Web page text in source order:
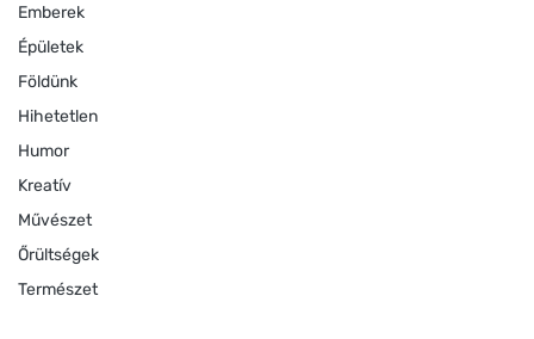
Emberek
Épületek
Földünk
Hihetetlen
Humor
Kreatív
Művészet
Őrültségek
Természet